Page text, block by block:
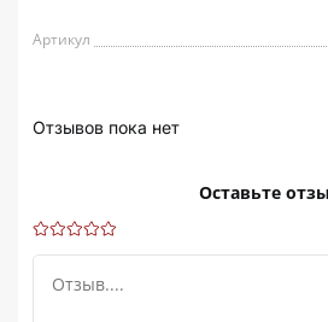
Артикул
Отзывов пока нет
Оставьте